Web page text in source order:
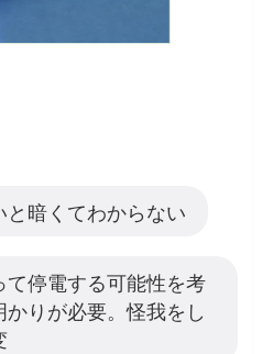
暗くてわからない
停電する可能性を考
りが必要。怪我をし